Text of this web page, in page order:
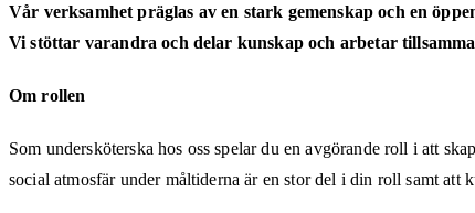
Vår verksamhet präglas av en stark gemenskap och en
Vi stöttar varandra och delar kunskap och arbetar
Om rollen
Som undersköterska hos oss spelar du en avgörande roll i att
social atmosfär under måltiderna är en stor del i din roll samt